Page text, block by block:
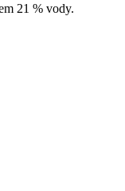
21 % vody.